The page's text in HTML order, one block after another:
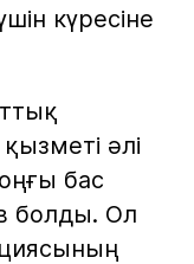
күресіне
әлі
бас
болды. Ол